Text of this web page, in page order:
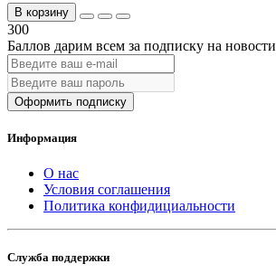
В корзину
300
Баллов дарим всем за подписку на новости
Оформить подписку
Информация
О нас
Условия соглашения
Политика конфидициальности
Служба поддержки